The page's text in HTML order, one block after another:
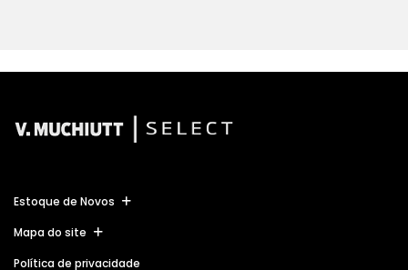
Estoque de Novos
Mapa do site
Política de privacidade